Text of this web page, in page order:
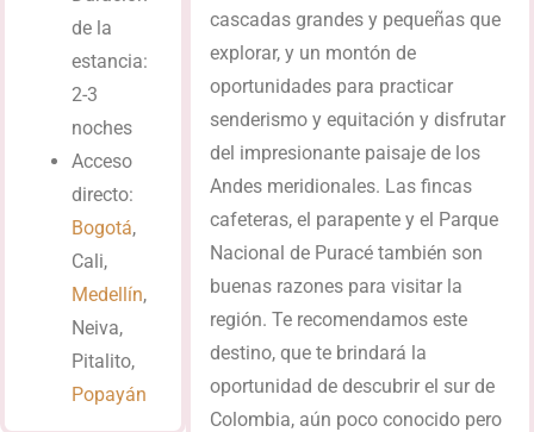
de la
estancia:
2-3
noches
Acceso
directo:
Bogotá,
Cali,
Medellín,
Neiva,
Pitalito,
Popayán
cascadas grandes y pequeñas que
explorar, y un montón de
oportunidades para practicar
senderismo y equitación y disfrutar
del impresionante paisaje de los
Andes meridionales. Las fincas
cafeteras, el parapente y el Parque
Nacional de Puracé también son
buenas razones para visitar la
región. Te recomendamos este
destino, que te brindará la
oportunidad de descubrir el sur de
Colombia, aún poco conocido pero